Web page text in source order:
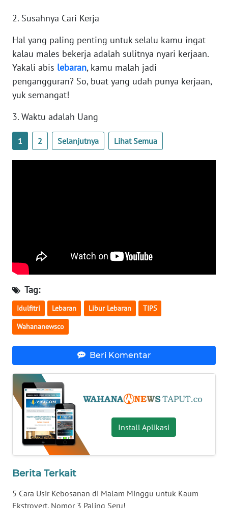
2. Susahnya Cari Kerja
Hal yang paling penting untuk selalu kamu ingat
kalau males bekerja adalah sulitnya nyari kerjaan.
Yakali abis lebaran, kamu malah jadi
pengangguran? So, buat yang udah punya kerjaan,
yuk semangat!
3. Waktu adalah Uang
1 2 Selanjutnya Lihat Semua
Tag:
Idulfitri Lebaran Libur Lebaran TIPS
Wahananewsco
Beri Komentar
Install Aplikasi
Berita Terkait
5 Cara Usir Kebosanan di Malam Minggu untuk Kaum
Ekstrovert, Nomor 3 Paling Seru!
SUMBAR
WN
SUMSEL
BENGKULU
WN
JOGJA
WN
JATIM
WN
BALI
WN
KALBAR
WN
KALTENG
WN
KALTARA
KALSEL